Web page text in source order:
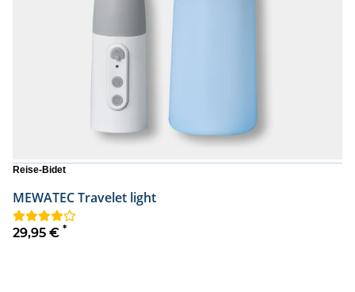
Reise-Bidet
MEWATEC Travelet light
29,95 € *